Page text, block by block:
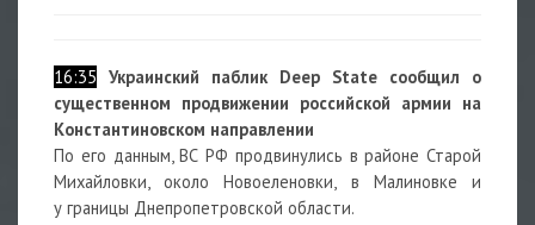
16:35 Украинский паблик Deep State сообщил о
существенном продвижении российской армии на
Константиновском направлении
По его данным, ВС РФ продвинулись в районе Старой
Михайловки, около Новоеленовки, в Малиновке и
у границы Днепропетровской области.